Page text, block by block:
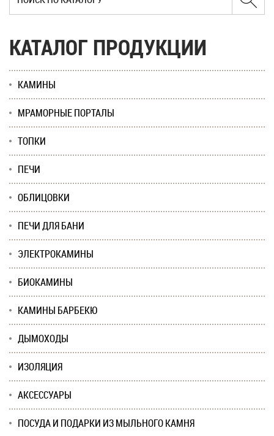
КАТАЛОГ ПРОДУКЦИИ
КАМИНЫ
МРАМОРНЫЕ ПОРТАЛЫ
ТОПКИ
ПЕЧИ
ОБЛИЦОВКИ
ПЕЧИ ДЛЯ БАНИ
ЭЛЕКТРОКАМИНЫ
БИОКАМИНЫ
КАМИНЫ БАРБЕКЮ
ДЫМОХОДЫ
ИЗОЛЯЦИЯ
АКСЕССУАРЫ
ПОСУДА И ПОДАРКИ ИЗ МЫЛЬНОГО КАМНЯ